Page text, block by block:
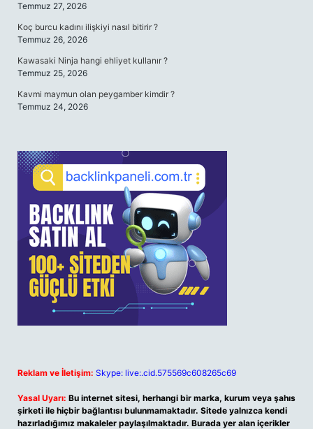
Temmuz 27, 2026
Koç burcu kadını ilişkiyi nasıl bitirir ?
Temmuz 26, 2026
Kawasaki Ninja hangi ehliyet kullanır ?
Temmuz 25, 2026
Kavmi maymun olan peygamber kimdir ?
Temmuz 24, 2026
Reklam ve İletişim: Skype: live:.cid.575569c608265c69
Yasal Uyarı: Bu internet sitesi, herhangi bir marka, kurum veya şahıs
şirketi ile hiçbir bağlantısı bulunmamaktadır. Sitede yalnızca kendi
hazırladığımız makaleler paylaşılmaktadır. Burada yer alan içerikler